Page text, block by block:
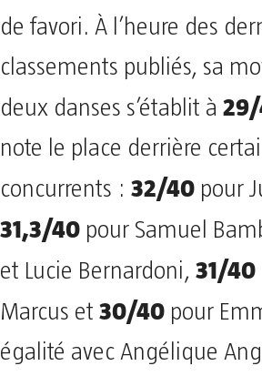
de favori. À l’heure des
classements publiés, sa
deux danses s’établit à
note le place derrière
concurrents : 32/40 pour
31,3/40 pour Samuel
et Lucie Bernardoni, 31/40
Marcus et 30/40 pour
égalité avec Angélique